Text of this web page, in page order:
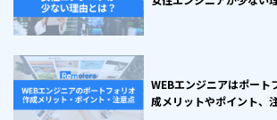
WEBエンジニアはポート
成メリットやポイント、